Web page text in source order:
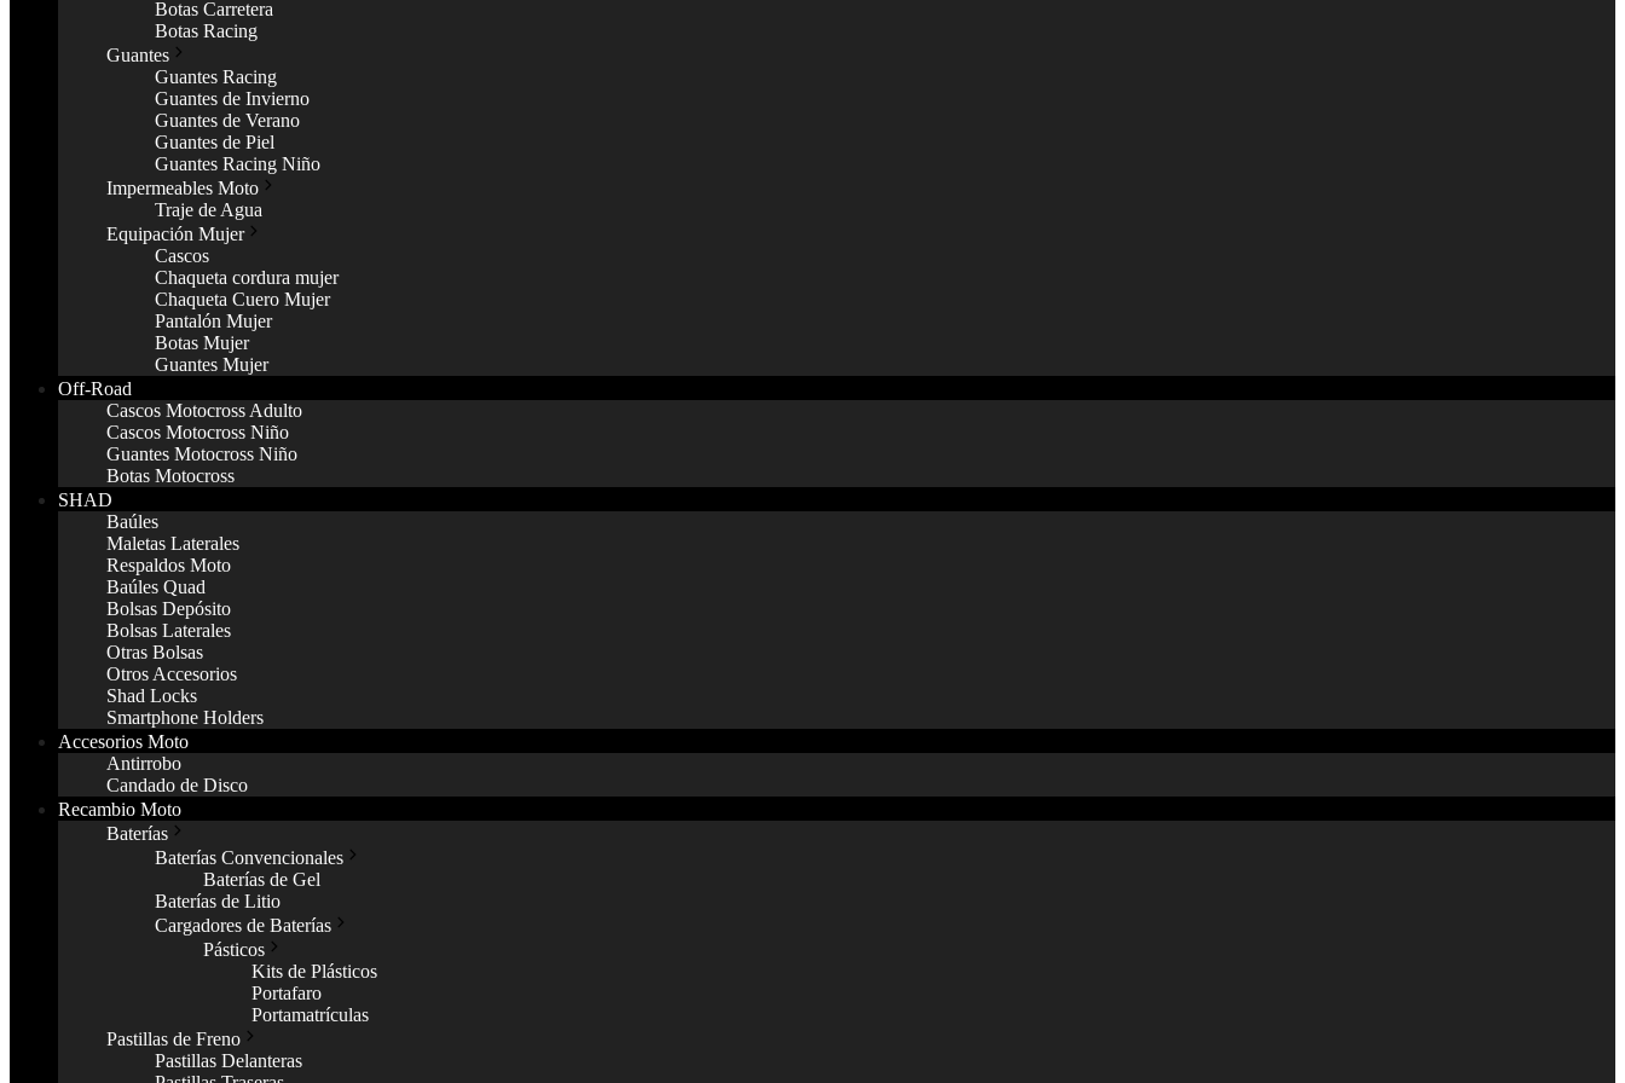
Botas Carretera
Botas Racing
Guantes
Guantes Racing
Guantes de Invierno
Guantes de Verano
Guantes de Piel
Guantes Racing Niño
Impermeables Moto
Traje de Agua
Equipación Mujer
Cascos
Chaqueta cordura mujer
Chaqueta Cuero Mujer
Pantalón Mujer
Botas Mujer
Guantes Mujer
Off-Road
Cascos Motocross Adulto
Cascos Motocross Niño
Guantes Motocross Niño
Botas Motocross
SHAD
Baúles
Maletas Laterales
Respaldos Moto
Baúles Quad
Bolsas Depósito
Bolsas Laterales
Otras Bolsas
Otros Accesorios
Shad Locks
Smartphone Holders
Accesorios Moto
Antirrobo
Candado de Disco
Recambio Moto
Baterías
Baterías Convencionales
Baterías de Gel
Baterías de Litio
Cargadores de Baterías
Pásticos
Kits de Plásticos
Portafaro
Portamatrículas
Pastillas de Freno
Pastillas Delanteras